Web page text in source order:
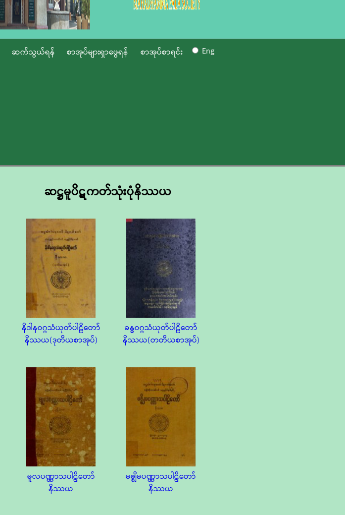
ဆက်သွယ်ရန် စာအုပ်များရှာဖွေရန် စာအုပ်စာရင်း Eng
ဆဋ္ဌမူပိဋကတ်သုံးပုံနိဿယ
နိဒါနဝဂ္ဂသံယုတ်ပါဠိတော်
နိဿယ(ဒုတိယစာအုပ်)
ခန္ဓဝဂ္ဂသံယုတ်ပါဠိတော်
နိဿယ(တတိယစာအုပ်)
မူလပဏ္ဏာသပါဠိတော်
နိဿယ
မဇ္စျိမပဏ္ဏာသပါဠိတော်
နိဿယ